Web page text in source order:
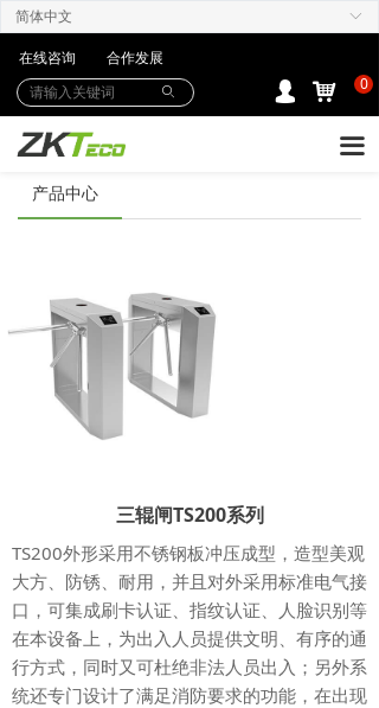
ꀅ
简体中文
在线咨询
낙 0
넙
ꄙ
合作发展
끀
产品中心
解决方案
下载中心
购买/服务Care+
产品中心
三辊闸TS200系列
TS200外形采用不锈钢板冲压成型，造型美观
大方、防锈、耐用，并且对外采用标准电气接
口，可集成刷卡认证、指纹认证、人脸识别等
在本设备上，为出入人员提供文明、有序的通
行方式，同时又可杜绝非法人员出入；另外系
统还专门设计了满足消防要求的功能，在出现